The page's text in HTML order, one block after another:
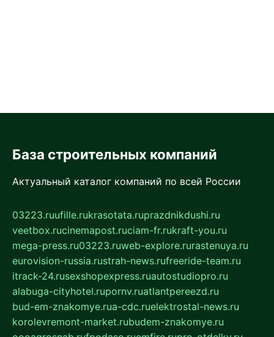
База строительных компаний
Актуальный каталог компаний по всей России
03223.ruufille.rukrasotata.ruprazdnikdushi.ru
veetbox.rucinemapost.ruciam-fr.rukraft-you.ru
mega-press.ru03223.ruweb-explore.rurastenuya.ru
eurovision-russia.rustrah-news.rufreeride-team.ru
itrack-24.rusexshopexpress.ruautostudiopro.ru
alabuga-cityhotel.rupornv.ruatlantpereezd.ru
bud-em-znakomye.rua-cdc.ruelektrostal-news.ru
korolevremont-market.rubudem-znakomye.ru